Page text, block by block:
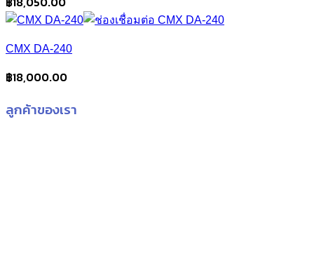
CMX DA-240
฿18,000.00
ลูกค้าของเรา